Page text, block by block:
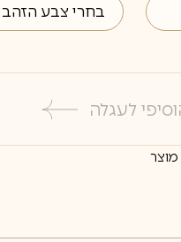
בחרי צבע הזהב
צהוב
לבן
אדום
לעגלה
מוצר